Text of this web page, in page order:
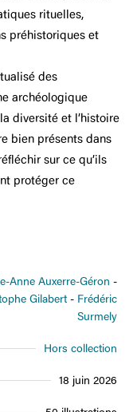
rituelles,
préhistoriques et
des
archéologique
diversité et l’histoire
bien présents dans
sur ce qu’ils
protéger ce
Anne Auxerre-Géron
Gilabert
Frédéric
Surmely
Hors collection
18 juin 2026